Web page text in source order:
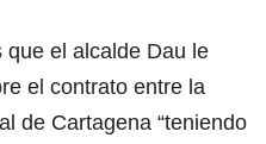
que el alcalde Dau le
el contrato entre la
de Cartagena “teniendo